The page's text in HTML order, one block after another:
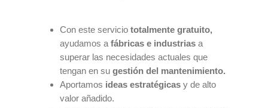
Con este servicio totalmente gratuito,
ayudamos a fábricas e industrias a
superar las necesidades actuales que
tengan en su gestión del mantenimiento.
Aportamos ideas estratégicas y de alto
valor añadido.